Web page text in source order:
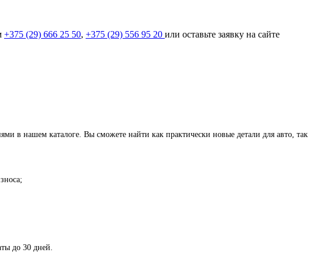
+375 (29) 666 25 50, +375 (29) 556 95 20 или оставьте заявку на сайте
в нашем каталоге. Вы сможете найти как практически новые детали для авто, так
до 30 дней.